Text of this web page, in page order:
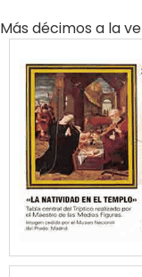
Más décimos a la